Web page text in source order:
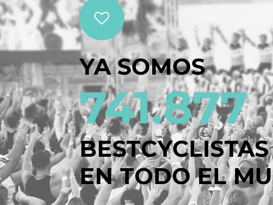
YA SOMOS
741.877
BESTCYCLISTAS
EN TODO EL